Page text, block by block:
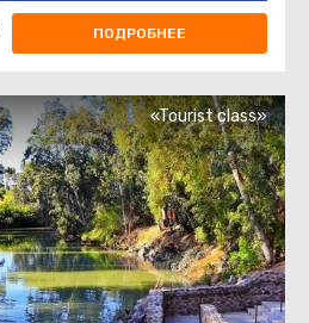
ПОДРОБНЕЕ
«Tourist class»